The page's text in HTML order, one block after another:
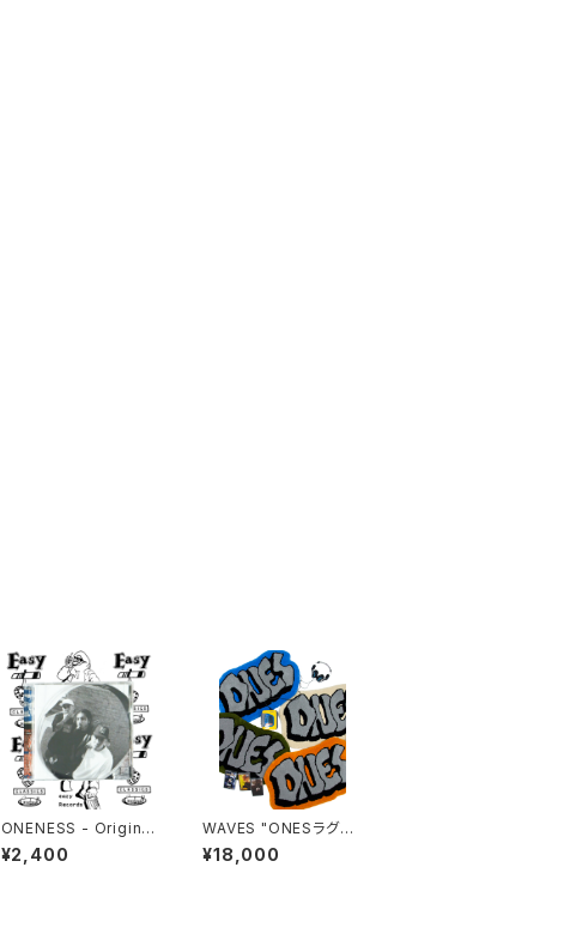
ONENESS - Original
ONES
¥2,400
WAVES "ONESラグマ
ット"
¥18,000